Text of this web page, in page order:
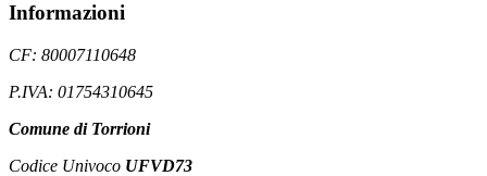
Informazioni
CF: 80007110648
P.IVA: 01754310645
Comune di Torrioni
Codice Univoco UFVD73